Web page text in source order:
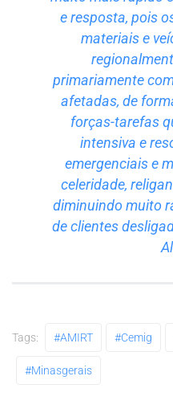
e resposta, pois
materiais e
primariamente
afetadas, de
forças-tarefas
intensiva e
emergenciais e
celeridade,
diminuindo muito
de clientes
Tags: #AMIRT #Cemig
#minasgerais